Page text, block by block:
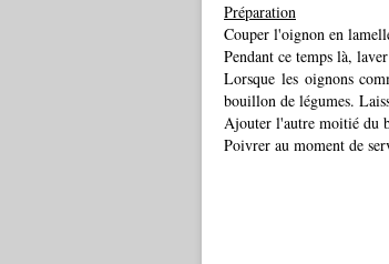
Préparation
Couper l'oignon en
Pendant ce temps là,
Lorsque les oignons
bouillon de légumes.
Ajouter l'autre moitié du
Poivrer au moment de